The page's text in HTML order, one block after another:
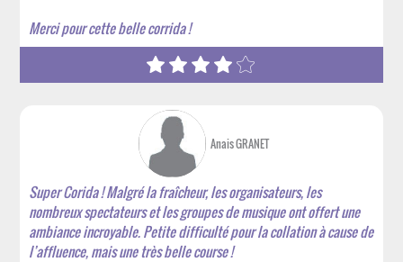
Merci pour cette belle corrida !
Anais GRANET
Super Corida ! Malgré la fraîcheur, les organisateurs, les
nombreux spectateurs et les groupes de musique ont offert une
ambiance incroyable. Petite difficulté pour la collation à cause de
l’affluence, mais une très belle course !